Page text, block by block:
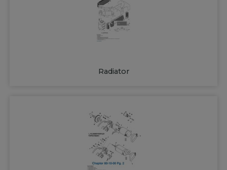
Radiator